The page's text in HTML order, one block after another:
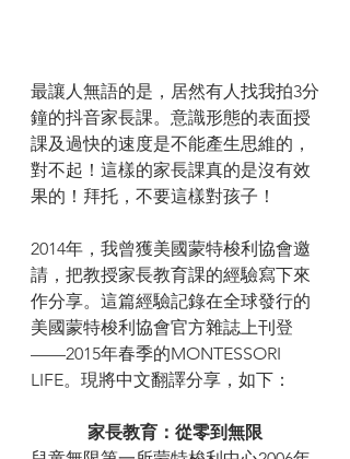
最讓人無語的是，居然有人找我拍3分
鐘的抖音家長課。意識形態的表面授
課及過快的速度是不能產生思維的，
對不起！這樣的家長課真的是沒有效
果的！拜托，不要這樣對孩子！
2014年，我曾獲美國蒙特梭利協會邀
請，把教授家長教育課的經驗寫下來
作分享。這篇經驗記錄在全球發行的
美國蒙特梭利協會官方雜誌上刊登
——2015年春季的MONTESSORI
LIFE。現將中文翻譯分享，如下：
家長教育：從零到無限